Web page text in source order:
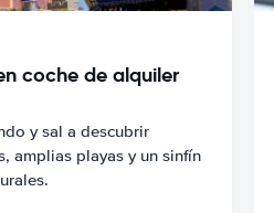
coche de alquiler
y sal a descubrir
amplias playas y un sinfín